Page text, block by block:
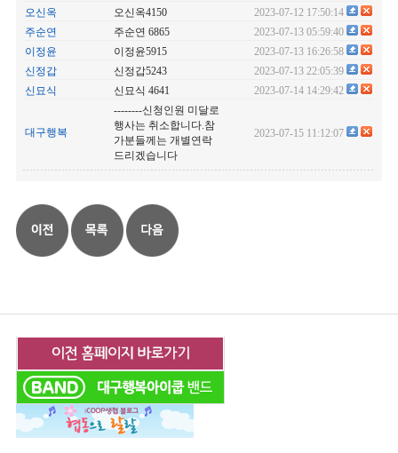
오신옥
오신옥4150
2023-07-12 17:50:14
주순연
주순연 6865
2023-07-13 05:59:40
이정윤
이정윤5915
2023-07-13 16:26:58
신정갑
신정갑5243
2023-07-13 22:05:39
신묘식
신묘식 4641 2023-07-14 14:29:42
대구행복
--------신청인원 미달로
행사는 취소합니다.참
가분들께는 개별연락
드리겠습니다
2023-07-15 11:12:07